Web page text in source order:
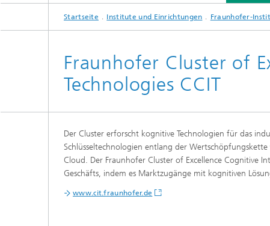
ÜBER FRAUNHOFER
INSTITUTE UND EINRICHTUNGEN
Fraunhofer-Verbünde
Fraunhofer-Allianzen
Fraunhofer Cluster of Excellence
FORSCHUNG
Startseite Institute und Einrichtungen Fraunhofer-
Fraunhofer Cluster of
Technologies CCIT
Der Cluster erforscht kognitive Technologien für das
Schlüsseltechnologien entlang der
Cloud. Der Fraunhofer Cluster of Excellence Cognitive
Geschäfts, indem es Marktzugänge mit kognitiven
www.cit.fraunhofer.de